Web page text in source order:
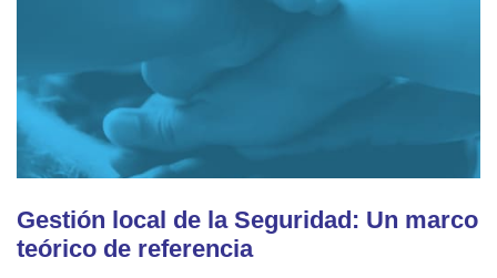
Gestión local de la Seguridad: Un marco
teórico de referencia